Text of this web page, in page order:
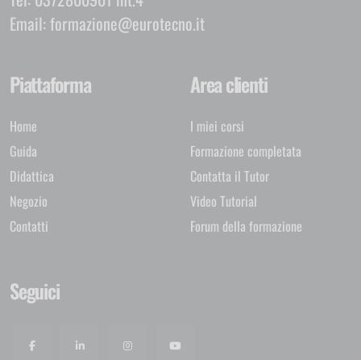
Email: formazione@eurotecno.it
Piattaforma
Home
Guida
Didattica
Negozio
Contatti
Area clienti
I miei corsi
Formazione completata
Contatta il Tutor
Video Tutorial
Forum della formazione
Seguici